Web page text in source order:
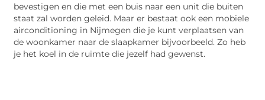
bevestigen en die met een buis naar een unit die buiten
staat zal worden geleid. Maar er bestaat ook een mobiele
airconditioning in Nijmegen die je kunt verplaatsen van
de woonkamer naar de slaapkamer bijvoorbeeld. Zo heb
je het koel in de ruimte die jezelf had gewenst.